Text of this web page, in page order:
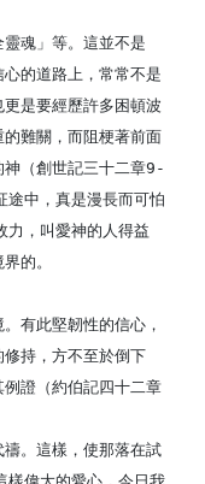
魂」等。這並不是
的道路上，常常不是
是要經歷許多困頓波
難關，而阻梗著前面
神（創世記三十二章9-
途中，真是漫長而可怕
力，叫愛神的人得益
的。
有此堅韌性的信心，
持，方不至於倒下
證（約伯記四十二章
。這樣，使那落在試